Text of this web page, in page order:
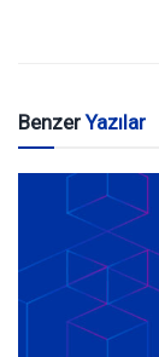
BenzerYazılar